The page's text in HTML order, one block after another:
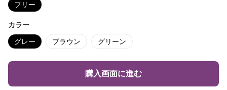
フリー
カラー
グレー ブラウン グリーン
購入画面に進む